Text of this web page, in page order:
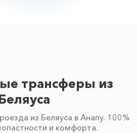
трансферы из
из Беляуса в Анапу. 100%
и комфорта.